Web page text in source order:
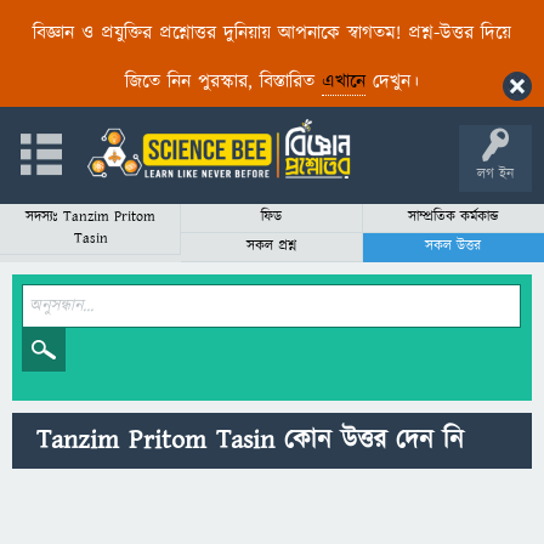
বিজ্ঞান ও প্রযুক্তির প্রশ্নোত্তর দুনিয়ায় আপনাকে স্বাগতম! প্রশ্ন-উত্তর দিয়ে
জিতে নিন পুরস্কার, বিস্তারিত এখানেদেখুন।
লগ ইন
সদস্যঃ Tanzim Pritom
Tasin
ফিড
সাম্প্রতিক কর্মকান্ড
সকল প্রশ্ন
সকল উত্তর
Tanzim Pritom Tasin কোন উত্তর দেন নি